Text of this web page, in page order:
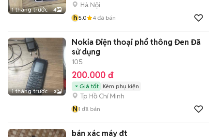
1 tháng trước 4
Hà Nội
h5.0 4 đã bán
1 tháng trước 3
Nokia Điện thoại phổ thông Đen Đã
sử dụng
105
200.000 đ
Giá tốt Kèm phụ kiện
Tp Hồ Chí Minh
N1 đã bán
bán xác máy đt